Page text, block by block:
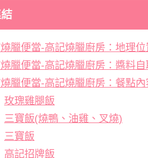
臘便當-高記燒臘廚房：地理位
臘便當-高記燒臘廚房：醬料自
臘便當-高記燒臘廚房：餐點內
玫瑰雞腿飯
三寶飯(燒鴨、油雞、叉燒)
三寶飯
高記招牌飯